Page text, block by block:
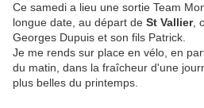
Ce samedi a lieu une sortie Team
longue date, au départ de St Vallier,
Georges Dupuis et son fils Patrick.
Je me rends sur place en vélo, en
du matin, dans la fraîcheur d'une
plus belles du printemps.